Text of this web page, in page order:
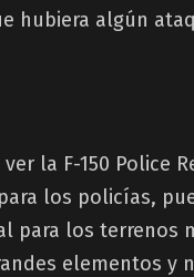
hubiera algún
la F-150 Police
los policías,
para los terrenos
elementos y